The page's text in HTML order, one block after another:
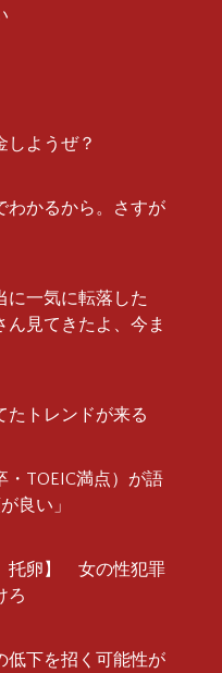
しようぜ？
わかるから。さすが
に一気に転落した
見てきたよ、今ま
たトレンドが来る
TOEIC満点）が語
良い」
托卵】 女の性犯罪
ろ
低下を招く可能性が